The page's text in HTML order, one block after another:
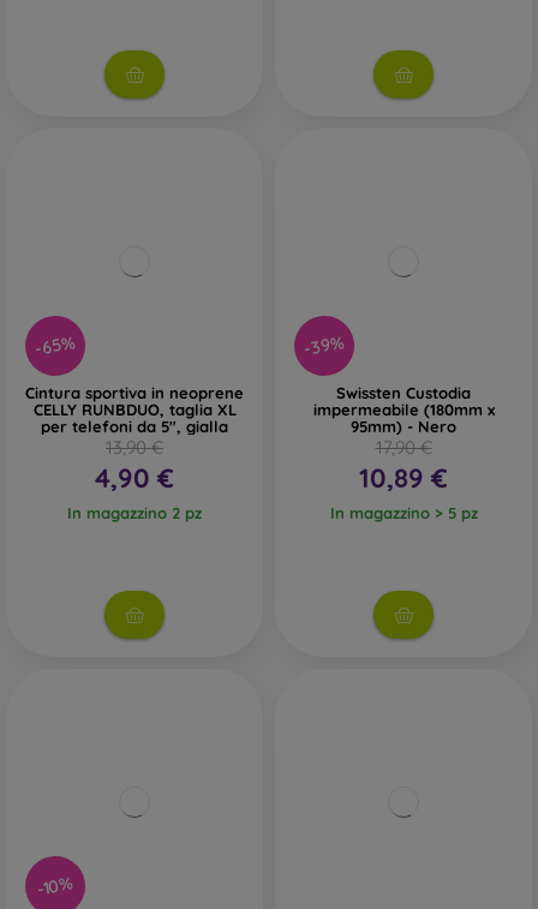
-65%
Cintura sportiva in neoprene
CELLY RUNBDUO, taglia XL
per telefoni da 5", gialla
13,90 €
4,90 €
In magazzino 2 pz
-39%
Swissten Custodia
impermeabile (180mm x
95mm) - Nero
17,90 €
10,89 €
In magazzino > 5 pz
-10%